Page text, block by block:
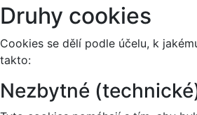
Druhy cookies
Cookies se dělí podle účelu, k
takto:
Nezbytné